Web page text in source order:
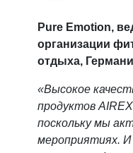
Pure Emotion,
организации
отдыха,
«Высокое
продуктов
поскольку мы
мероприятиях. И